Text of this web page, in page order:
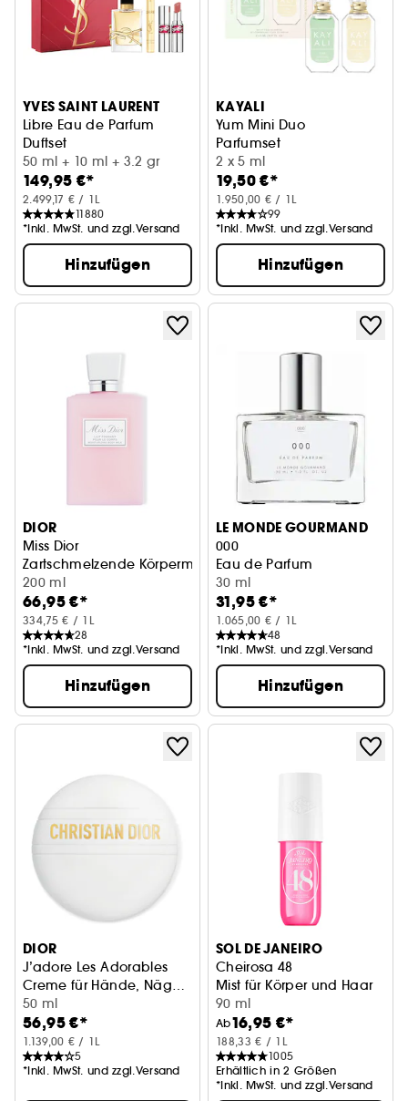
YVES SAINT LAURENT
Libre Eau de Parfum
Duftset
50 ml + 10 ml + 3.2 gr
149,95 €*
2.499,17 € / 1L
11880
*Inkl. MwSt. und zzgl.Versand
Hinzufügen
KAYALI
Yum Mini Duo
Parfumset
2 x 5 ml
19,50 €*
1.950,00 € / 1L
99
*Inkl. MwSt. und zzgl.Versand
Hinzufügen
DIOR
Miss Dior
Zartschmelzende Körpermilch - Parfümierte Lotion für
200 ml
66,95 €*
334,75 € / 1L
28
*Inkl. MwSt. und zzgl.Versand
Hinzufügen
LE MONDE GOURMAND
000
Eau de Parfum
30 ml
31,95 €*
1.065,00 € / 1L
48
*Inkl. MwSt. und zzgl.Versand
Hinzufügen
DIOR
J’adore Les Adorables
Creme für Hände, Nägel
und Dekolleté
50 ml
56,95 €*
1.139,00 € / 1L
5
*Inkl. MwSt. und zzgl.Versand
SOL DE JANEIRO
Cheirosa 48
Mist für Körper und Haar
90 ml
Ab16,95 €*
188,33 € / 1L
1005
Erhältlich in 2 Größen
*Inkl. MwSt. und zzgl.Versand